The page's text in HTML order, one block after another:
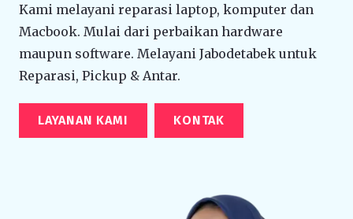
Kami melayani reparasi laptop, komputer dan
Macbook. Mulai dari perbaikan hardware
maupun software. Melayani Jabodetabek untuk
Reparasi, Pickup & Antar.
LAYANAN KAMI KONTAK